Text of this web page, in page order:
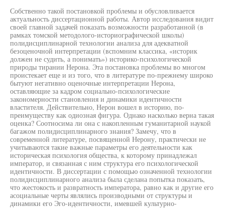
Собственно такой постановкой проблемы и обусловливается
актуальность диссертационной работы. Автор исследования видит
своей главной задачей показать возможности разработанной (в
рамках томской методолого-историографической школы)
полидисциплинарной технологии анализа для адекватной
безоценочной интерпретации (вспомним классика, «историк
должен не судить, а понимать») историко-психологической
природы тирании Нерона. Эта постановка проблемы во многом
проистекает еще и из того, что в литературе по-прежнему широко
бытуют негативно оценочные интерпретации Нерона,
оставляющие за кадром социально-психологические
закономерности становления и динамики идентичности
властителя. Действительно, Нерон вошел в историю, по-
преимуществу как одиозная фигура. Однако насколько верна такая
оценка? Соотносима ли она с накопленным гуманитарной наукой
багажом полидисциплинарного знания? Замечу, что в
современной литературе, посвященной Нерону, практически не
учитываются такие важные параметры его деятельности как
историческая психология общества, к которому принадлежал
император, и связанная с ним структура его психологической
идентичности. В диссертации с помощью означенной технологии
полидисциплинарного анализа была сделана попытка показать,
что жестокость и развратность императора, равно как и другие его
асоциальные черты являлись производными от структуры и
динамики его Эго-идентичности, имевшей культурно-